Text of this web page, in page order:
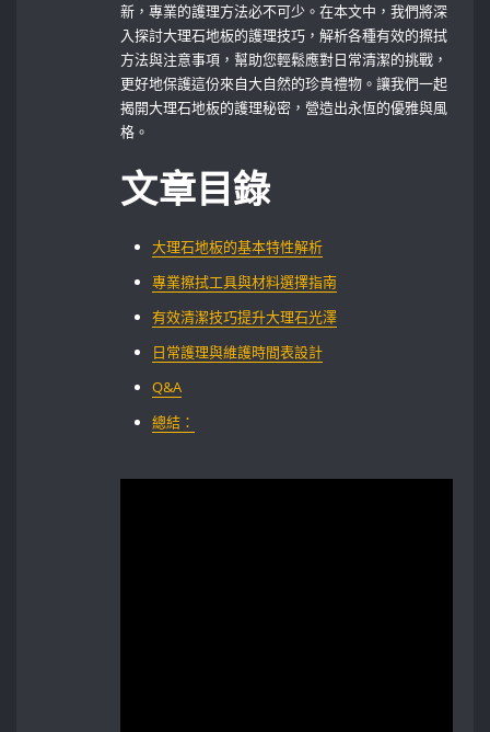
新，專業的護理方法必不可少。在本文中，我們將深
入探討大理石地板的護理技巧，解析各種有效的擦拭
方法與注意事項，幫助您輕鬆應對日常清潔的挑戰，
更好地保護這份來自大自然的珍貴禮物。讓我們一起
揭開大理石地板的護理秘密，營造出永恆的優雅與風
格。
文章目錄
大理石地板的基本特性解析
專業擦拭工具與材料選擇指南
有效清潔技巧提升大理石光澤
日常護理與維護時間表設計
Q&A
總結：